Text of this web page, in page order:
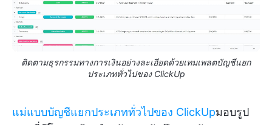
ติดตามธุรกรรมทางการเงินอย่างละเอียดด้วยเทมเพลตบัญชีแยก
ประเภททั่วไปของ ClickUp
แม่แบบบัญชีแยกประเภททั่วไปของ ClickUpมอบรูป